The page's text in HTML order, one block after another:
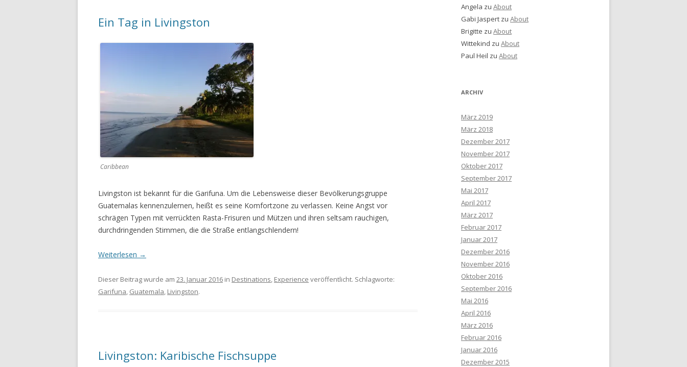
Ein Tag in Livingston
Caribbean
Livingston ist bekannt für die Garifuna. Um die Lebensweise dieser Bevölkerungsgruppe
Guatemalas kennenzulernen, heißt es seine Komfortzone zu verlassen. Keine Angst vor
schrägen Typen mit verrückten Rasta-Frisuren und Mützen und ihren seltsam rauchigen,
durchdringenden Stimmen, die die Straße entlangschlendern!
Weiterlesen →
Dieser Beitrag wurde am 23. Januar 2016 in Destinations, Experience veröffentlicht. Schlagworte:
Garifuna, Guatemala, Livingston.
Livingston: Karibische Fischsuppe
Angela zu About
Gabi Jaspert zu About
Brigitte zu About
Wittekind zu About
Paul Heil zu About
ARCHIV
März 2019
März 2018
Dezember 2017
November 2017
Oktober 2017
September 2017
Mai 2017
April 2017
März 2017
Februar 2017
Januar 2017
Dezember 2016
November 2016
Oktober 2016
September 2016
Mai 2016
April 2016
März 2016
Februar 2016
Januar 2016
Dezember 2015